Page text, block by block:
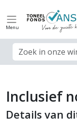
Menu
Zoek veld
Inclusief
Details van